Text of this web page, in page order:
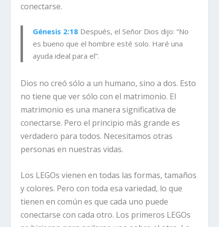
conectarse.
Génesis 2:18 Después, el Señor Dios dijo: “No
es bueno que el hombre esté solo. Haré una
ayuda ideal para el”.
Dios no creó sólo a un humano, sino a dos. Esto
no tiene que ver sólo con el matrimonio. El
matrimonio es una manera significativa de
conectarse. Pero el principio más grande es
verdadero para todos. Necesitamos otras
personas en nuestras vidas.
Los LEGOs vienen en todas las formas, tamaños
y colores. Pero con toda esa variedad, lo que
tienen en común es que cada uno puede
conectarse con cada otro. Los primeros LEGOs